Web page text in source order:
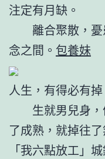
注定有月缺。
離合聚散，憂
念之間。 包養妹
人生，有得必有掉
生就男兒身，
了成熟，就掉往
「我六點放工」